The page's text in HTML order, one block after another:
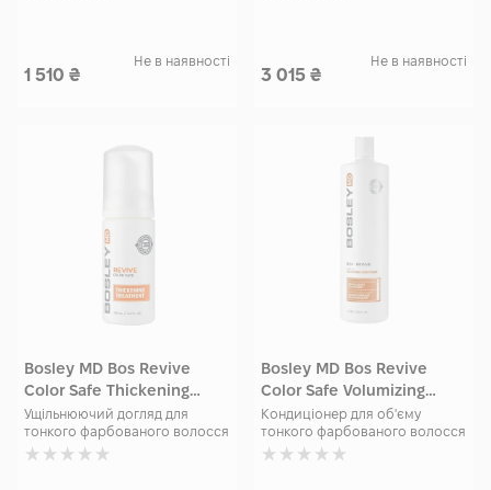
1 510 ₴
Не в наявності
3 015 ₴
Не в наявності
Bosley MD Bos Revive
Color Safe Thickening
Treatment 100 мл
Ущільнюючий догляд для
тонкого фарбованого волосся
Bosley MD Bos Revive
Color Safe Volumizing
Conditioner 1000 мл
Кондиціонер для об'єму
тонкого фарбованого волосся